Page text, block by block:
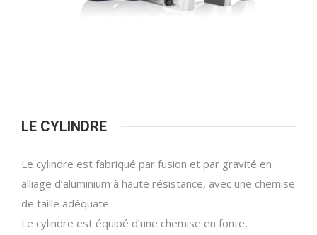
LE CYLINDRE
Le cylindre est fabriqué par fusion et par gravité en
alliage d’aluminium à haute résistance, avec une chemise
de taille adéquate.
Le cylindre est équipé d’une chemise en fonte,